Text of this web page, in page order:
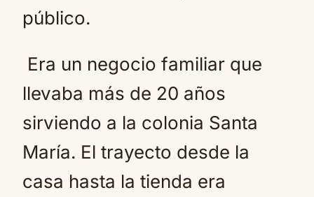
público.
Era un negocio familiar que
llevaba más de 20 años
sirviendo a la colonia Santa
María. El trayecto desde la
casa hasta la tienda era